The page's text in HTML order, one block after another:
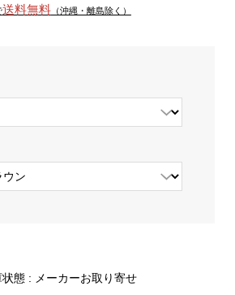
送料無料（沖縄・離島除く）
態 : メーカーお取り寄せ